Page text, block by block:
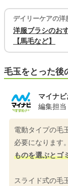
デイリーケアの洋
洋服ブラシのお
【馬毛など】
毛玉をとった後
マイナ
編集担当
電動タイプの毛
必要になります。
ものを選ぶとゴ
スライド式の毛